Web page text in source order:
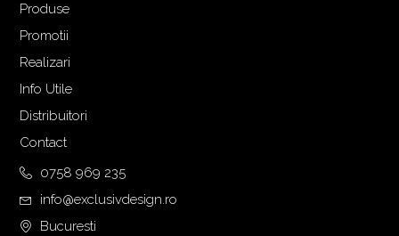
Produse
Promotii
Realizari
Info Utile
Distribuitori
Contact
0758 969 235
info@exclusivdesign.ro
Bucuresti